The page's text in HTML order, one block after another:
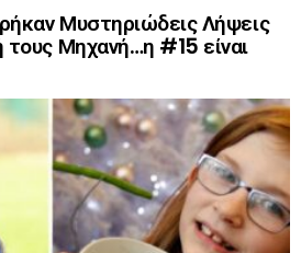
Μυστηριώδεις Λήψεις
Μηχανή…η #15 είναι